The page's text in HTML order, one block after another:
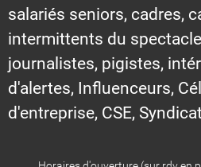
salariés seniors, cadres,
intermittents du
journalistes, pigistes,
d'alertes, Influenceurs,
d'entreprise, CSE,